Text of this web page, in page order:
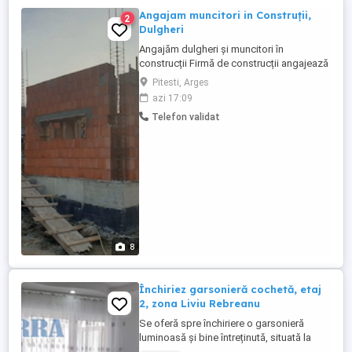
8
2
Angajam muncitori in Construții,
Dulgheri
Angajăm dulgheri și muncitori în
construcții Firmă de construcții angajează
dulgheri și muncitori pentru lucrări în
construcții. 250 lei zi Carte de muncă
Lucrări constante Căutăm persoane
serioase și cu experiență în domeniu.
Pitesti, Arges
azi 17:09
Telefon validat
Închiriez garsonieră cochetă, etaj
2, zona Liviu Rebreanu
Se oferă spre închiriere o garsonieră
luminoasă și bine întreținută, situată la